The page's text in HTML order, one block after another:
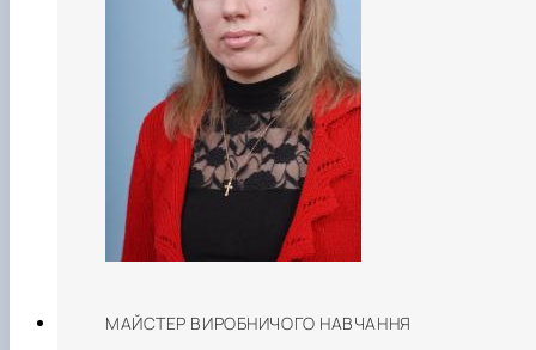
МАЙСТЕР ВИРОБНИЧОГО НАВЧАННЯ